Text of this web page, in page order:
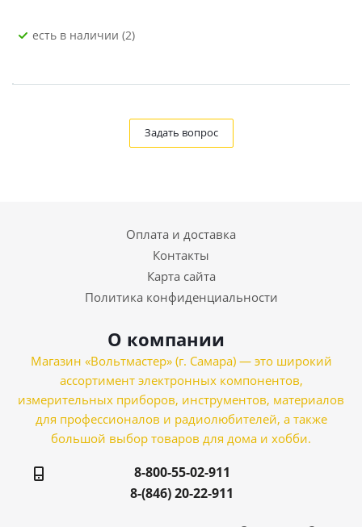
Есть в наличии (2)
Задать вопрос
Оплата и доставка
Контакты
Карта сайта
Политика конфиденциальности
О компании
Магазин «Вольтмастер» (г. Самара) — это широкий
ассортимент электронных компонентов,
измерительных приборов, инструментов, материалов
для профессионалов и радиолюбителей, а также
большой выбор товаров для дома и хобби.
8-800-55-02-911
8-(846) 20-22-911